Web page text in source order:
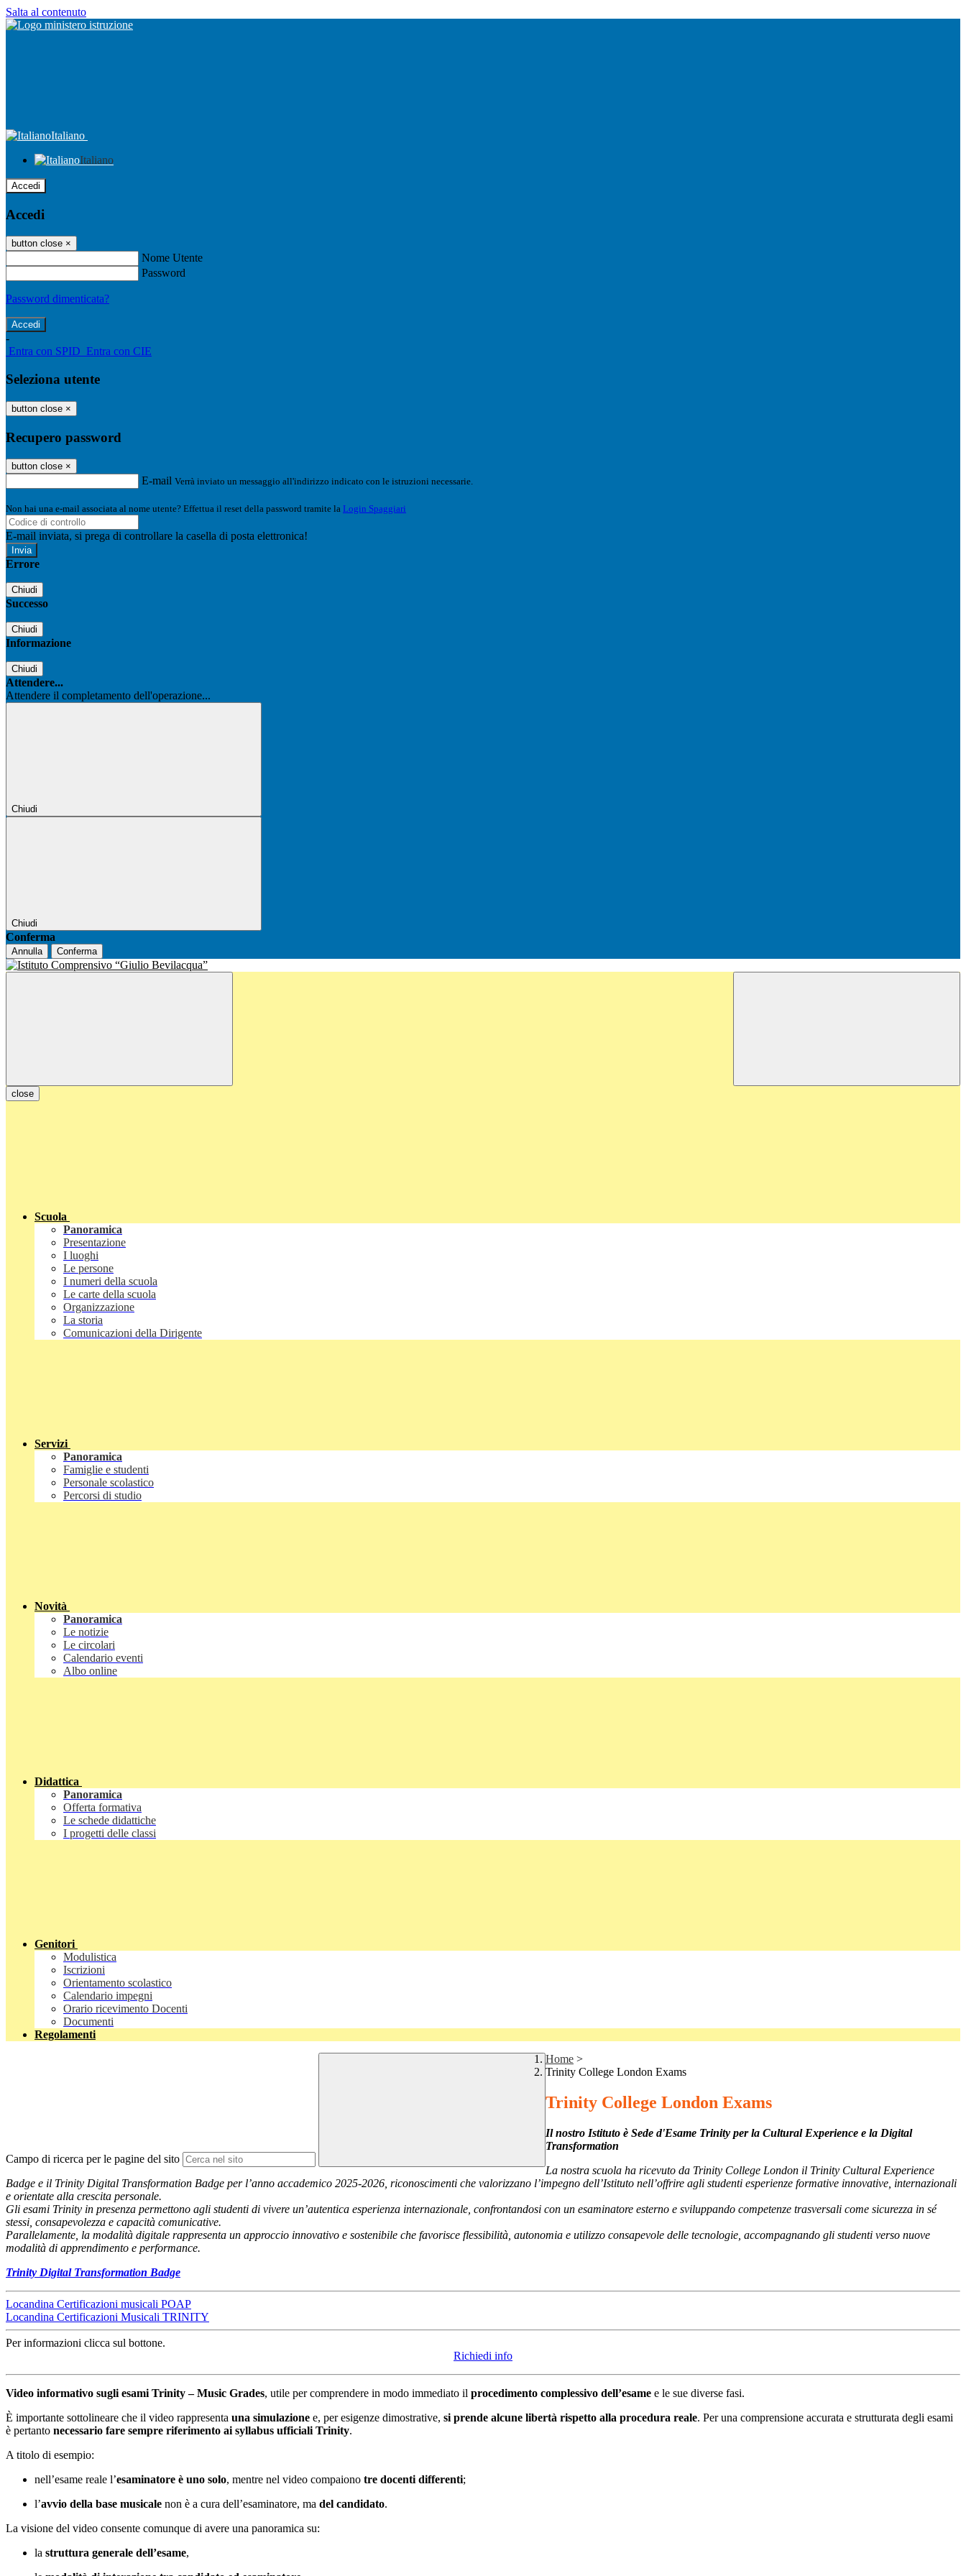
Salta al contenuto
Italiano
Italiano
Accedi
Accedi
button close ×
Nome Utente
Password
Password dimenticata?
-
Entra con SPID Entra con CIE
Seleziona utente
button close ×
Recupero password
button close ×
E-mail Verrà inviato un messaggio all'indirizzo indicato con le istruzioni necessarie.
Non hai una e-mail associata al nome utente? Effettua il reset della password tramite la Login Spaggiari
E-mail inviata, si prega di controllare la casella di posta elettronica!
Errore
Chiudi
Successo
Chiudi
Informazione
Chiudi
Attendere...
Attendere il completamento dell'operazione...
Chiudi
Chiudi
Conferma
Annulla Conferma
close
Scuola
Panoramica
Presentazione
I luoghi
Le persone
I numeri della scuola
Le carte della scuola
Organizzazione
La storia
Comunicazioni della Dirigente
Servizi
Panoramica
Famiglie e studenti
Personale scolastico
Percorsi di studio
Novità
Panoramica
Le notizie
Le circolari
Calendario eventi
Albo online
Didattica
Panoramica
Offerta formativa
Le schede didattiche
I progetti delle classi
Genitori
Modulistica
Iscrizioni
Orientamento scolastico
Calendario impegni
Orario ricevimento Docenti
Documenti
Regolamenti
Campo di ricerca per le pagine del sito
Home >
Trinity College London Exams
Trinity College London Exams
Il nostro Istituto è Sede d'Esame Trinity per la Cultural Experience e la Digital
Transformation
La nostra scuola ha ricevuto da Trinity College London il Trinity Cultural Experience
Badge e il Trinity Digital Transformation Badge per l’anno accademico 2025-2026, riconoscimenti che valorizzano l’impegno dell’Istituto nell’offrire agli studenti esperienze formative innovative, internazionali
e orientate alla crescita personale.
Gli esami Trinity in presenza permettono agli studenti di vivere un’autentica esperienza internazionale, confrontandosi con un esaminatore esterno e sviluppando competenze trasversali come sicurezza in sé
stessi, consapevolezza e capacità comunicative.
Parallelamente, la modalità digitale rappresenta un approccio innovativo e sostenibile che favorisce flessibilità, autonomia e utilizzo consapevole delle tecnologie, accompagnando gli studenti verso nuove
modalità di apprendimento e performance.
Trinity Digital Transformation Badge
Locandina Certificazioni musicali POAP
Locandina Certificazioni Musicali TRINITY
Per informazioni clicca sul bottone.
Richiedi info
Video informativo sugli esami Trinity – Music Grades, utile per comprendere in modo immediato il procedimento complessivo dell’esame e le sue diverse fasi.
È importante sottolineare che il video rappresenta una simulazione e, per esigenze dimostrative, si prende alcune libertà rispetto alla procedura reale. Per una comprensione accurata e strutturata degli esami
è pertanto necessario fare sempre riferimento ai syllabus ufficiali Trinity.
A titolo di esempio:
nell’esame reale l’esaminatore è uno solo, mentre nel video compaiono tre docenti differenti;
l’avvio della base musicale non è a cura dell’esaminatore, ma del candidato.
La visione del video consente comunque di avere una panoramica su:
la struttura generale dell’esame,